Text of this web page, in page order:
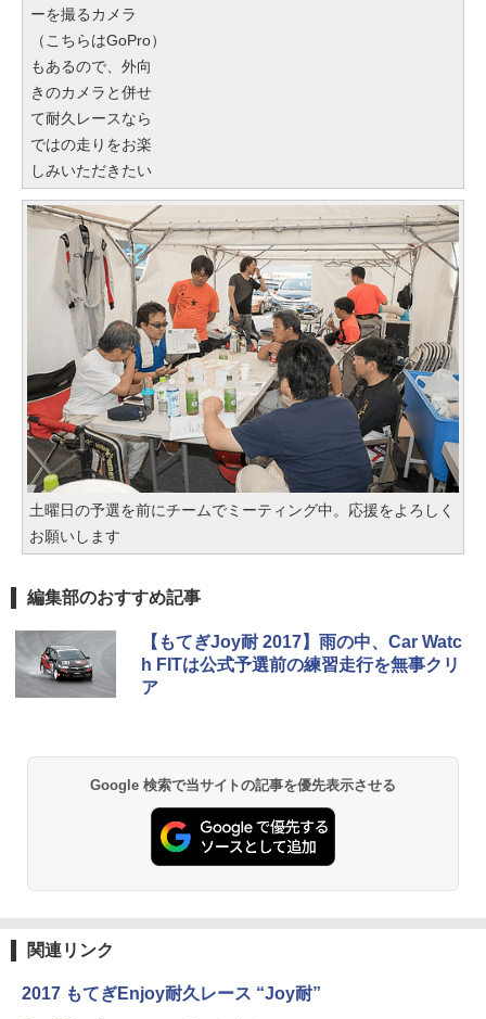
ーを撮るカメラ
（こちらはGoPro）
もあるので、外向
きのカメラと併せ
て耐久レースなら
ではの走りをお楽
しみいただきたい
土曜日の予選を前にチームでミーティング中。応援をよろしく
お願いします
編集部のおすすめ記事
【もてぎJoy耐 2017】雨の中、Car Watc
h FITは公式予選前の練習走行を無事クリ
ア
Google 検索で当サイトの記事を優先表示させる
関連リンク
2017 もてぎEnjoy耐久レース “Joy耐”